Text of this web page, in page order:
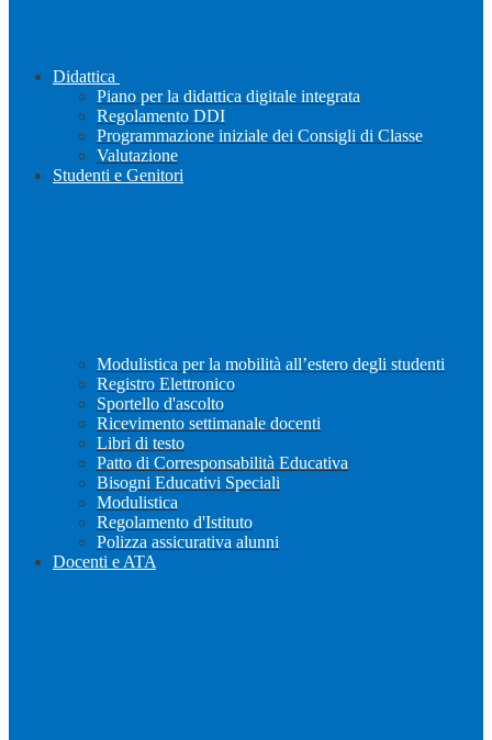
Didattica
Piano per la didattica digitale integrata
Regolamento DDI
Programmazione iniziale dei Consigli di Classe
Valutazione
Studenti e Genitori
Modulistica per la mobilità all’estero degli studenti
Registro Elettronico
Sportello d'ascolto
Ricevimento settimanale docenti
Libri di testo
Patto di Corresponsabilità Educativa
Bisogni Educativi Speciali
Modulistica
Regolamento d'Istituto
Polizza assicurativa alunni
Docenti e ATA